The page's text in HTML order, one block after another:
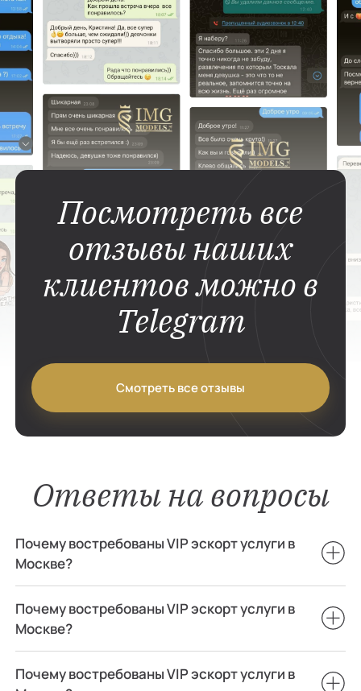
Посмотреть все
отзывы наших
клиентов можно в
Telegram
Смотреть все отзывы
Ответы на вопросы
Почему востребованы VIP эскорт услуги в
Москве?
Почему востребованы VIP эскорт услуги в
Москве?
Почему востребованы VIP эскорт услуги в